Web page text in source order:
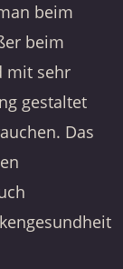
beim
beim
mit sehr
gestaltet
Das